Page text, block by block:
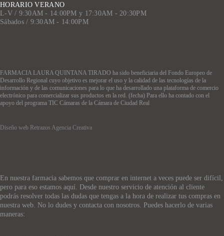
HORARIO VERANO
L-V / 9:30AM - 14:00PM y 17:30AM - 20:30PM
Sábados / 9:30AM - 14:00PM
FARMACIA LAURA QUINTANA TIRADO ha sido beneficiaria del Fondo Europeo de
Desarrollo Regional cuyo objetivo es mejorar el uso y la calidad de las tecnologías de la
información y de las comunicaciones para lo que ha desarrollado una plataforma de comercio
electrónico para comercializar sus productos en la red. (fecha) Para ello ha contado con el
apoyo del programa TIC Cámaras de la Cámara de Ciudad Real
Diseño web Retrazos Agencia Creativa
En nuestra farmacia sabemos que comprar en internet a veces puede ser difícil,
pero para eso estamos aquí. Desde nuestro servicio de atención al cliente
podrás resolver todas las dudas que tengas a la hora de realizar tus compras en
nuestra web. No lo dudes y contacta con nosotros. Puedes hacerlo de varias
maneras: